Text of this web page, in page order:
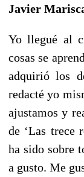
Javier
Yo llegué al
cosas se
adquirió los
redacté yo
ajustamos y
de ‘Las trece
ha sido sobre
a gusto. Me